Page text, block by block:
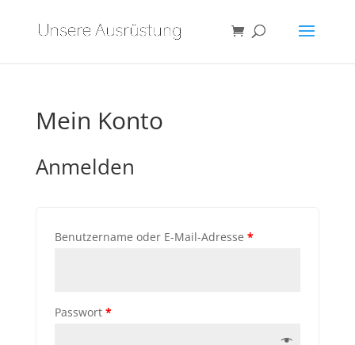
Mein Konto
Anmelden
Benutzername oder E-Mail-Adresse *
Passwort *